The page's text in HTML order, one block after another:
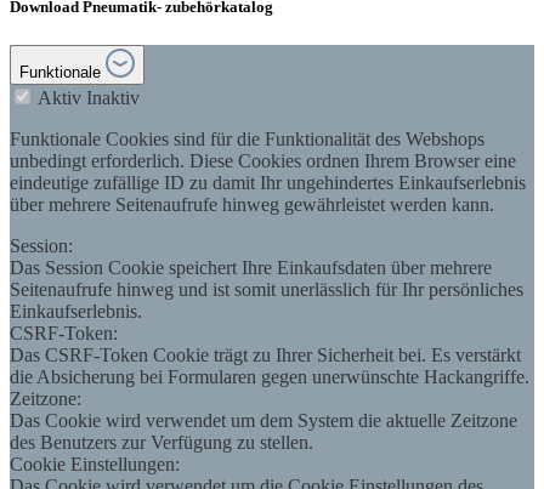
Download Pneumatik- zubehörkatalog
Funktionale
Aktiv Inaktiv
Funktionale Cookies sind für die Funktionalität des Webshops
unbedingt erforderlich. Diese Cookies ordnen Ihrem Browser eine
eindeutige zufällige ID zu damit Ihr ungehindertes Einkaufserlebnis
über mehrere Seitenaufrufe hinweg gewährleistet werden kann.
Session:
Das Session Cookie speichert Ihre Einkaufsdaten über mehrere
Seitenaufrufe hinweg und ist somit unerlässlich für Ihr persönliches
Einkaufserlebnis.
CSRF-Token:
Das CSRF-Token Cookie trägt zu Ihrer Sicherheit bei. Es verstärkt
die Absicherung bei Formularen gegen unerwünschte Hackangriffe.
Zeitzone:
Das Cookie wird verwendet um dem System die aktuelle Zeitzone
des Benutzers zur Verfügung zu stellen.
Cookie Einstellungen: